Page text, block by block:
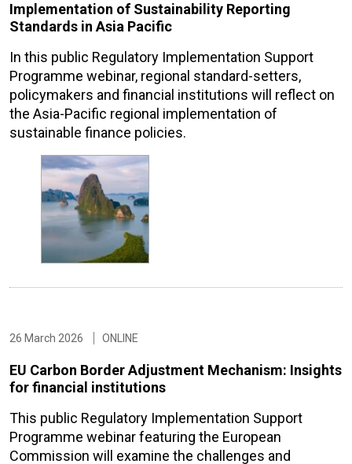
Implementation of Sustainability Reporting
Standards in Asia Pacific
In this public Regulatory Implementation Support
Programme webinar, regional standard-setters,
policymakers and financial institutions will reflect on
the Asia-Pacific regional implementation of
sustainable finance policies.
26 March 2026 ONLINE
EU Carbon Border Adjustment Mechanism: Insights
for financial institutions
This public Regulatory Implementation Support
Programme webinar featuring the European
Commission will examine the challenges and